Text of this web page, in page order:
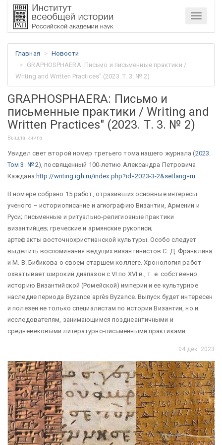
Меню
Главная
Новости
GRAPHOSPHAERA: Письмо и письменные практики /
Writing and Written Practices" (2023. Т. 3. № 2)
GRAPHOSPHAERA: Письмо и
письменные практики / Writing and
Written Practices" (2023. Т. 3. № 2)
Вышла книга
Увидел свет второй номер третьего тома нашего журнала (2023.
Том 3. № 2), посвященный 100-летию Александра Петровича
Каждана:http://writing.igh.ru/index.php?id=2023-3-2&setlang=ru
В номере собрано 15 работ, отразивших основные интересы
ученого – историописание и агиографию Византии, Армении и
Руси; письменные и ритуально-религиозные практики
византийцев; греческие и армянские рукописи;
артефакты восточнохристианской культуры. Особо следует
выделить воспоминания ведущих византинистов С. Д. Франклина
и М. В. Бибикова о своем старшем коллеге. Хронология работ
охватывает широкий диапазон с VI по XVI в., т. е. собственно
историю Византийской (Ромейской) империи и ее культурное
наследие периода Byzance après Byzance. Выпуск будет интересен
и полезен не только специалистам по истории Византии, но и
исследователям, занимающимся позднеантичными и
средневековыми литературно-письменными практиками.
04 дек. 2023